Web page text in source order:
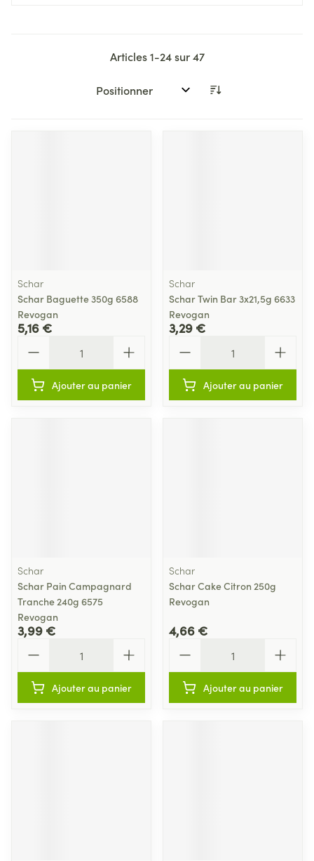
Articles1-24sur47
Trier par:
Schar
Schar Baguette 350g 6588
Revogan
5,16 €
Ajouter au panier
Schar
Schar Twin Bar 3x21,5g 6633
Revogan
3,29 €
Ajouter au panier
Schar
Schar Pain Campagnard
Tranche 240g 6575
Revogan
3,99 €
Ajouter au panier
Schar
Schar Cake Citron 250g
Revogan
4,66 €
Ajouter au panier